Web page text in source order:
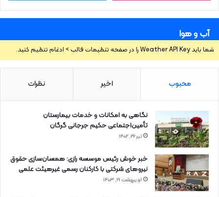
آب و هوا
شما باید Weather API Key را در صفحه تنظیمات قالب > ادغام تنظیم کنید.
محبوب اخیر نظرات
نگاهی به امکانات و خدمات بیمارستان
تأمین‌اجتماعی حکیم جرجانی گرگان
تیر ۲۶, ۱۴۰۲
خبر خوش رئیس موسسه رازی: همسان‌سازی حقوق
نیروهای شرکتی با کارکنان رسمی غیرهیئت علمی
اردیبهشت ۱۹, ۱۴۰۳